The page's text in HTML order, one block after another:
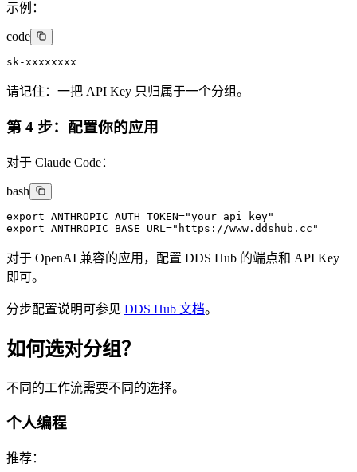
示例：
code
sk-xxxxxxxx
请记住：一把 API Key 只归属于一个分组。
第 4 步：配置你的应用
对于 Claude Code：
bash
export ANTHROPIC_AUTH_TOKEN="your_api_key"
export ANTHROPIC_BASE_URL="https://www.ddshub.cc"
对于 OpenAI 兼容的应用，配置 DDS Hub 的端点和 API Key
即可。
分步配置说明可参见 DDS Hub 文档。
如何选对分组？
不同的工作流需要不同的选择。
个人编程
推荐：